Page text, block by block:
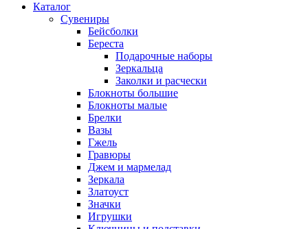
Каталог
Сувениры
Бейсболки
Береста
Подарочные наборы
Зеркальца
Заколки и расчески
Блокноты большие
Блокноты малые
Брелки
Вазы
Гжель
Гравюры
Джем и мармелад
Зеркала
Златоуст
Значки
Игрушки